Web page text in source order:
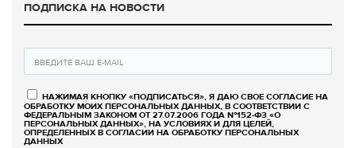
ПОДПИСКА НА НОВОСТИ
НАЖИМАЯ КНОПКУ «ПОДПИСАТЬСЯ», Я ДАЮ СВОЕ СОГЛАСИЕ НА
ОБРАБОТКУ МОИХ ПЕРСОНАЛЬНЫХ ДАННЫХ, В СООТВЕТСТВИИ С
ФЕДЕРАЛЬНЫМ ЗАКОНОМ ОТ 27.07.2006 ГОДА №152-ФЗ «О
ПЕРСОНАЛЬНЫХ ДАННЫХ», НА УСЛОВИЯХ И ДЛЯ ЦЕЛЕЙ,
ОПРЕДЕЛЕННЫХ В СОГЛАСИИ НА ОБРАБОТКУ ПЕРСОНАЛЬНЫХ
ДАННЫХ